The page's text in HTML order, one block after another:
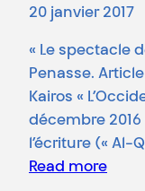
20 janvier 2017
« Le spectacle
Penasse.
Kairos «
décembre 2016
l’écriture (« Al-
Read more